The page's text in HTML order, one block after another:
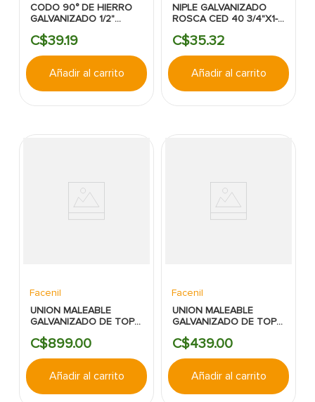
CODO 90° DE HIERRO
GALVANIZADO 1/2"
C$39.19
Añadir al carrito
NIPLE GALVANIZADO
ROSCA CED 40 3/4"X1-
C$35.32
Añadir al carrito
Facenil
UNION MALEABLE
GALVANIZADO DE TOPE
C$899.00
Añadir al carrito
Facenil
UNION MALEABLE
GALVANIZADO DE TOPE
C$439.00
Añadir al carrito